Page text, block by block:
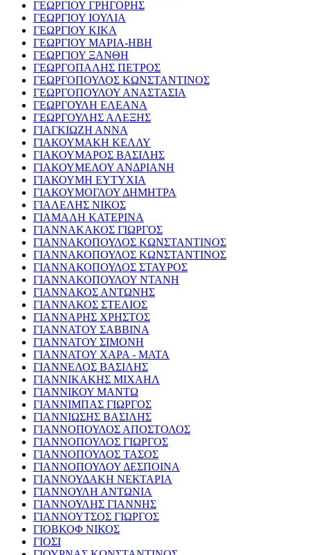
ΓΕΩΡΓΙΟΥ ΓΡΗΓΟΡΗΣ
ΓΕΩΡΓΙΟΥ ΙΟΥΛΙΑ
ΓΕΩΡΓΙΟΥ ΚΙΚΑ
ΓΕΩΡΓΙΟΥ ΜΑΡΙΑ-ΗΒΗ
ΓΕΩΡΓΙΟΥ ΞΑΝΘΗ
ΓΕΩΡΓΟΠΑΛΗΣ ΠΕΤΡΟΣ
ΓΕΩΡΓΟΠΟΥΛΟΣ ΚΩΝΣΤΑΝΤΙΝΟΣ
ΓΕΩΡΓΟΠΟΥΛΟΥ ΑΝΑΣΤΑΣΙΑ
ΓΕΩΡΓΟΥΛΗ ΕΛΕΑΝΑ
ΓΕΩΡΓΟΥΛΗΣ ΑΛΕΞΗΣ
ΓΙΑΓΚΙΩΖΗ ΑΝΝΑ
ΓΙΑΚΟΥΜΑΚΗ ΚΕΛΛΥ
ΓΙΑΚΟΥΜΑΡΟΣ ΒΑΣΙΛΗΣ
ΓΙΑΚΟΥΜΕΛΟΥ ΑΝΔΡΙΑΝΗ
ΓΙΑΚΟΥΜΗ ΕΥΤΥΧΙΑ
ΓΙΑΚΟΥΜΟΓΛΟΥ ΔΗΜΗΤΡΑ
ΓΙΑΛΕΛΗΣ ΝΙΚΟΣ
ΓΙΑΜΑΛΗ ΚΑΤΕΡΙΝΑ
ΓΙΑΝΝΑΚΑΚΟΣ ΓΙΩΡΓΟΣ
ΓΙΑΝΝΑΚΟΠΟΥΛΟΣ ΚΩΝΣΤΑΝΤΙΝΟΣ
ΓΙΑΝΝΑΚΟΠΟΥΛΟΣ ΚΩΝΣΤΑΝΤΙΝΟΣ
ΓΙΑΝΝΑΚΟΠΟΥΛΟΣ ΣΤΑΥΡΟΣ
ΓΙΑΝΝΑΚΟΠΟΥΛΟΥ ΝΤΑΝΗ
ΓΙΑΝΝΑΚΟΣ ΑΝΤΩΝΗΣ
ΓΙΑΝΝΑΚΟΣ ΣΤΕΛΙΟΣ
ΓΙΑΝΝΑΡΗΣ ΧΡΗΣΤΟΣ
ΓΙΑΝΝΑΤΟΥ ΣΑΒΒΙΝΑ
ΓΙΑΝΝΑΤΟΥ ΣΙΜΟΝΗ
ΓΙΑΝΝΑΤΟΥ ΧΑΡΑ - ΜΑΤΑ
ΓΙΑΝΝΕΛΟΣ ΒΑΣΙΛΗΣ
ΓΙΑΝΝΙΚΑΚΗΣ ΜΙΧΑΗΛ
ΓΙΑΝΝΙΚΟΥ ΜΑΝΤΩ
ΓΙΑΝΝΙΜΠΑΣ ΓΙΩΡΓΟΣ
ΓΙΑΝΝΙΩΣΗΣ ΒΑΣΙΛΗΣ
ΓΙΑΝΝΟΠΟΥΛΟΣ ΑΠΟΣΤΟΛΟΣ
ΓΙΑΝΝΟΠΟΥΛΟΣ ΓΙΩΡΓΟΣ
ΓΙΑΝΝΟΠΟΥΛΟΣ ΤΑΣΟΣ
ΓΙΑΝΝΟΠΟΥΛΟΥ ΔΕΣΠΟΙΝΑ
ΓΙΑΝΝΟΥΔΑΚΗ ΝΕΚΤΑΡΙΑ
ΓΙΑΝΝΟΥΛΗ ΑΝΤΩΝΙΑ
ΓΙΑΝΝΟΥΛΗΣ ΓΙΑΝΝΗΣ
ΓΙΑΝΝΟΥΤΣΟΣ ΓΙΩΡΓΟΣ
ΓΙΟΒΚΟΦ ΝΙΚΟΣ
ΓΙΟΣΙ